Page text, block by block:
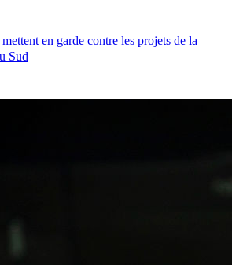
en garde contre les projets de la
Sud